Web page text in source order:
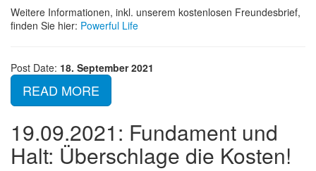
Weitere Informationen, inkl. unserem kostenlosen Freundesbrief,
finden Sie hier: Powerful Life
Post Date: 18. September 2021
READ MORE
19.09.2021: Fundament und
Halt: Überschlage die Kosten!